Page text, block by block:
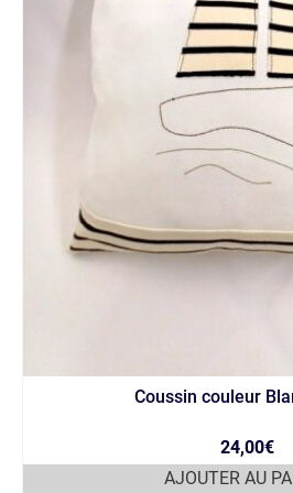
Coussin couleur
24,00€
AJOUTER AU